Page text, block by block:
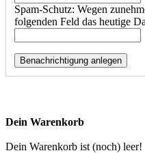
Spam-Schutz: Wegen
folgenden Feld das heutige
Dein Warenkorb
Dein Warenkorb ist (noch) leer!